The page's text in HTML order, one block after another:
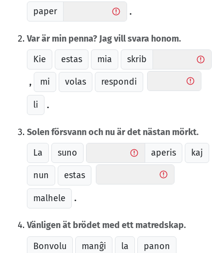
paper .
Var är min penna? Jag vill svara honom.
Kie
estas mia skrib
, mi volas respondi
li .
Solen försvann och nu är det nästan mörkt.
La
suno aperis kaj
nun estas
malhele .
Vänligen ät brödet med ett matredskap.
Bonvolu
manĝi la panon